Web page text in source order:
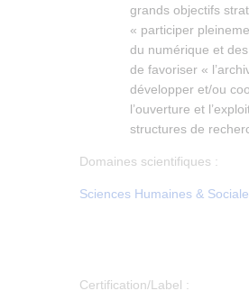
grands objectifs
« participer
du numérique et des
de favoriser «
développer et/ou
l’ouverture et
structures de
Domaines scientifiques :
Sciences Humaines &
Certification/Label :